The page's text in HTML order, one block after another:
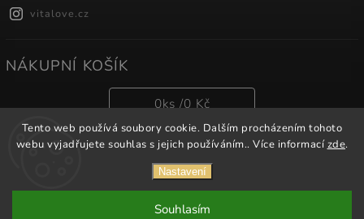
Tento web používá soubory cookie. Dalším procházením tohoto
webu vyjadřujete souhlas s jejich používáním.. Více informacízde.
Nastavení
Souhlasím
vitalove.cz
NÁKUPNÍ KOŠÍK
0ks /0 Kč
Shoptet| Design